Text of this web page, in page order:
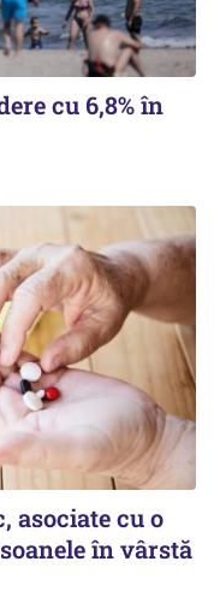
cu 6,8% în
asociate cu o
în vârstă